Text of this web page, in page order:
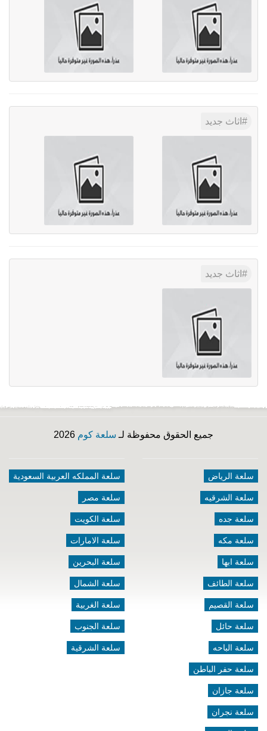
اثاث جديد
اثاث جديد
جميع الحقوق محفوظة لـ سلعة كوم
سلعة الرياض
سلعة الشرقيه
سلعة جده
سلعة مكه
سلعة ابها
سلعة الطائف
سلعة القصيم
سلعة حائل
سلعة الباحه
سلعة حفر الباطن
سلعة جازان
سلعة نجران
سلعة المملكه العربية السعودية
سلعة مصر
سلعة الكويت
سلعة الامارات
سلعة البحرين
سلعة الشمال
سلعة الغربية
سلعة الجنوب
سلعة الشرقية